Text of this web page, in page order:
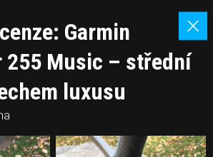
Garmin
255 Music – střední
luxusu